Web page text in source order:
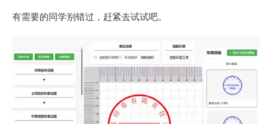
有需要的同学别错过，赶紧去试试吧。